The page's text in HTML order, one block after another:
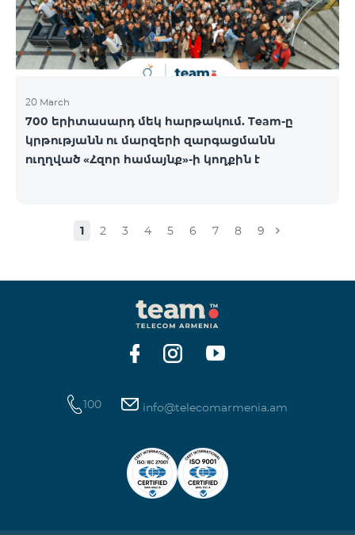
20 March
700 երիտասարդ մեկ հարթակում. Team-ը
կրթությանն ու մարզերի զարգացմանն
ուղղված «Հզոր համայնք»-ի կողքին է
1 2 3 4 5 6 7 8 9
100 info@telecomarmenia.am